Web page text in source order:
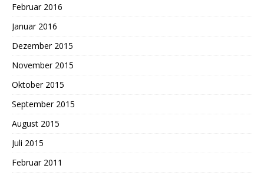
Februar 2016
Januar 2016
Dezember 2015
November 2015
Oktober 2015
September 2015
August 2015
Juli 2015
Februar 2011